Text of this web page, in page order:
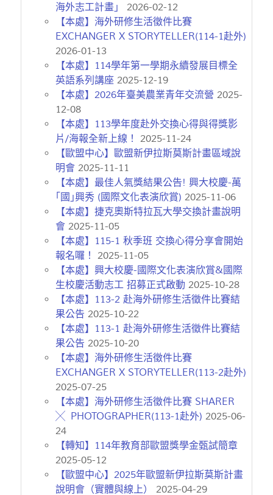
海外志工計畫」 2026-02-12
【本處】海外研修生活徵件比賽
EXCHANGER X STORYTELLER(114-1赴外)
2026-01-13
【本處】114學年第一學期永續發展目標全
英語系列講座 2025-12-19
【本處】2026年臺美農業青年交流營 2025-
12-08
【本處】113學年度赴外交換心得與得獎影
片/海報全新上線！ 2025-11-24
【歐盟中心】歐盟新伊拉斯莫斯計畫區域說
明會 2025-11-11
【本處】最佳人氣獎結果公告! 興大校慶-萬
｢國｣興秀 (國際文化表演欣賞) 2025-11-06
【本處】捷克奧斯特拉瓦大學交換計畫說明
會 2025-11-05
【本處】115-1 秋季班 交換心得分享會開始
報名囉！ 2025-11-05
【本處】興大校慶-國際文化表演欣賞&國際
生校慶活動志工 招募正式啟動 2025-10-28
​​​​​​【本處】113-2 赴海外研修生活徵件比賽結
果公告 2025-10-22
​​​​​​【本處】113-1 赴海外研修生活徵件比賽結
果公告 2025-10-20
【本處】海外研修生活徵件比賽
EXCHANGER X STORYTELLER(113-2赴外)
2025-07-25
【本處】海外研修生活徵件比賽 SHARER
╳ PHOTOGRAPHER(113-1赴外) 2025-06-
24
【轉知】114年教育部歐盟獎學金甄試簡章
2025-05-12
【歐盟中心】2025年歐盟新伊拉斯莫斯計畫
說明會（實體與線上） 2025-04-29